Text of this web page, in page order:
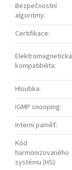
Bezpečnostní
algoritmy:
Certifikace:
Elektromagnetická
kompatibilita:
Hloubka:
IGMP snooping:
Interní paměť:
Kód
harmonizovaného
systému (HS):